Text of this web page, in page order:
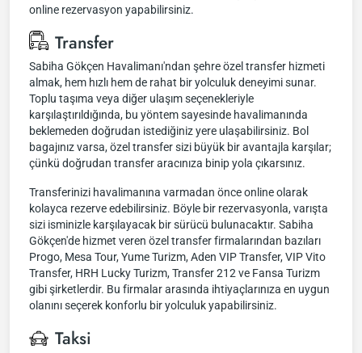
online rezervasyon yapabilirsiniz.
Transfer
Sabiha Gökçen Havalimanı'ndan şehre özel transfer hizmeti
almak, hem hızlı hem de rahat bir yolculuk deneyimi sunar.
Toplu taşıma veya diğer ulaşım seçenekleriyle
karşılaştırıldığında, bu yöntem sayesinde havalimanında
beklemeden doğrudan istediğiniz yere ulaşabilirsiniz. Bol
bagajınız varsa, özel transfer sizi büyük bir avantajla karşılar;
çünkü doğrudan transfer aracınıza binip yola çıkarsınız.
Transferinizi havalimanına varmadan önce online olarak
kolayca rezerve edebilirsiniz. Böyle bir rezervasyonla, varışta
sizi isminizle karşılayacak bir sürücü bulunacaktır. Sabiha
Gökçen'de hizmet veren özel transfer firmalarından bazıları
Progo, Mesa Tour, Yume Turizm, Aden VIP Transfer, VIP Vito
Transfer, HRH Lucky Turizm, Transfer 212 ve Fansa Turizm
gibi şirketlerdir. Bu firmalar arasında ihtiyaçlarınıza en uygun
olanını seçerek konforlu bir yolculuk yapabilirsiniz.
Taksi